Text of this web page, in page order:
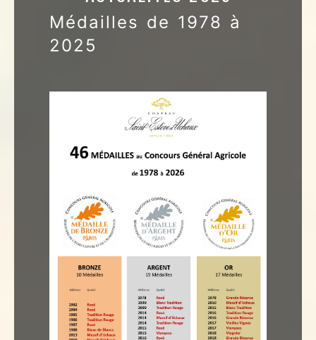
Médailles de 1978 à
2025